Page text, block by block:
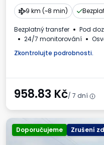
9 km (~8 min)
Bezplatný transfer Pod
24/7 monitorování
Zkontrolujte podrobnosti.
958.83 Kč/ 7 dní
Doporučujeme Zrušení